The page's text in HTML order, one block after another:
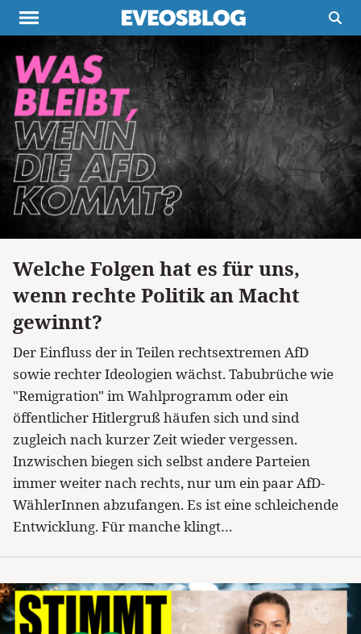
Themen Projekte
Inspiration
Destinationen
Über uns
Werbung
Buchtipps
Newsletter
Welche Folgen hat es für uns,
wenn rechte Politik an Macht
gewinnt?
Der Einfluss der in Teilen rechtsextremen AfD
sowie rechter Ideologien wächst. Tabubrüche wie
"Remigration" im Wahlprogramm oder ein
öffentlicher Hitlergruß häufen sich und sind
zugleich nach kurzer Zeit wieder vergessen.
Inzwischen biegen sich selbst andere Parteien
immer weiter nach rechts, nur um ein paar AfD-
WählerInnen abzufangen. Es ist eine schleichende
Entwicklung. Für manche klingt…